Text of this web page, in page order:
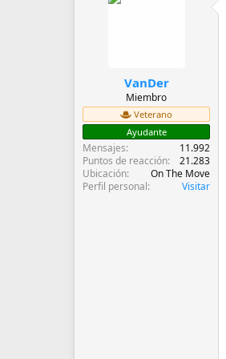
i
o
VanDer
Miembro
Veterano
Ayudante
Mensajes
11.992
Puntos de reacción
21.283
Ubicación
On The Move
Perfil personal
Visitar